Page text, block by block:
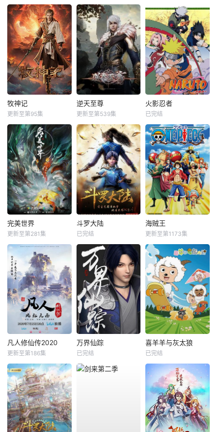
牧神记
更新至第95集
逆天至尊
更新至第539集
火影忍者
已完结
完美世界
更新至第281集
斗罗大陆
已完结
海贼王
更新至第1173集
凡人修仙传2020
更新至第186集
万界仙踪
已完结
喜羊羊与灰太狼
已完结